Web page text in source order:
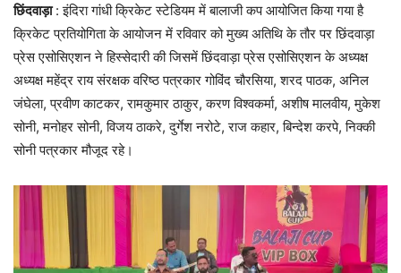
छिंदवाड़ा: इंदिरा गांधी क्रिकेट स्टेडियम में बालाजी कप आयोजित किया गया है
क्रिकेट प्रतियोगिता के आयोजन में रविवार को मुख्य अतिथि के तौर पर छिंदवाड़ा
प्रेस एसोसिएशन ने हिस्सेदारी की जिसमें छिंदवाड़ा प्रेस एसोसिएशन के अध्यक्ष
अध्यक्ष महेंद्र राय संरक्षक वरिष्ठ पत्रकार गोविंद चौरसिया, शरद पाठक, अनिल
जंघेला, प्रवीण काटकर, रामकुमार ठाकुर, करण विश्वकर्मा, अशीष मालवीय, मुकेश
सोनी, मनोहर सोनी, विजय ठाकरे, दुर्गेश नरोटे, राज कहार, बिन्देश करपे, निक्की
सोनी पत्रकार मौजूद रहे।